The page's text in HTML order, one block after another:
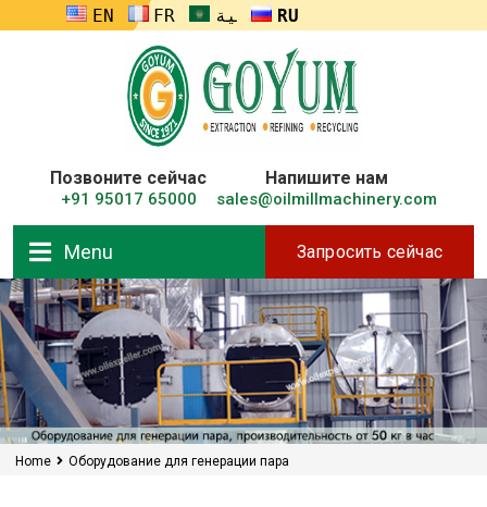
ENGLISHFRANÇAISالعربيةRUSSIA
Позвоните сейчас
+91 95017 65000
Напишите нам
sales@oilmillmachinery.com
Menu Запросить сейчас
Home Оборудование для генерации пара